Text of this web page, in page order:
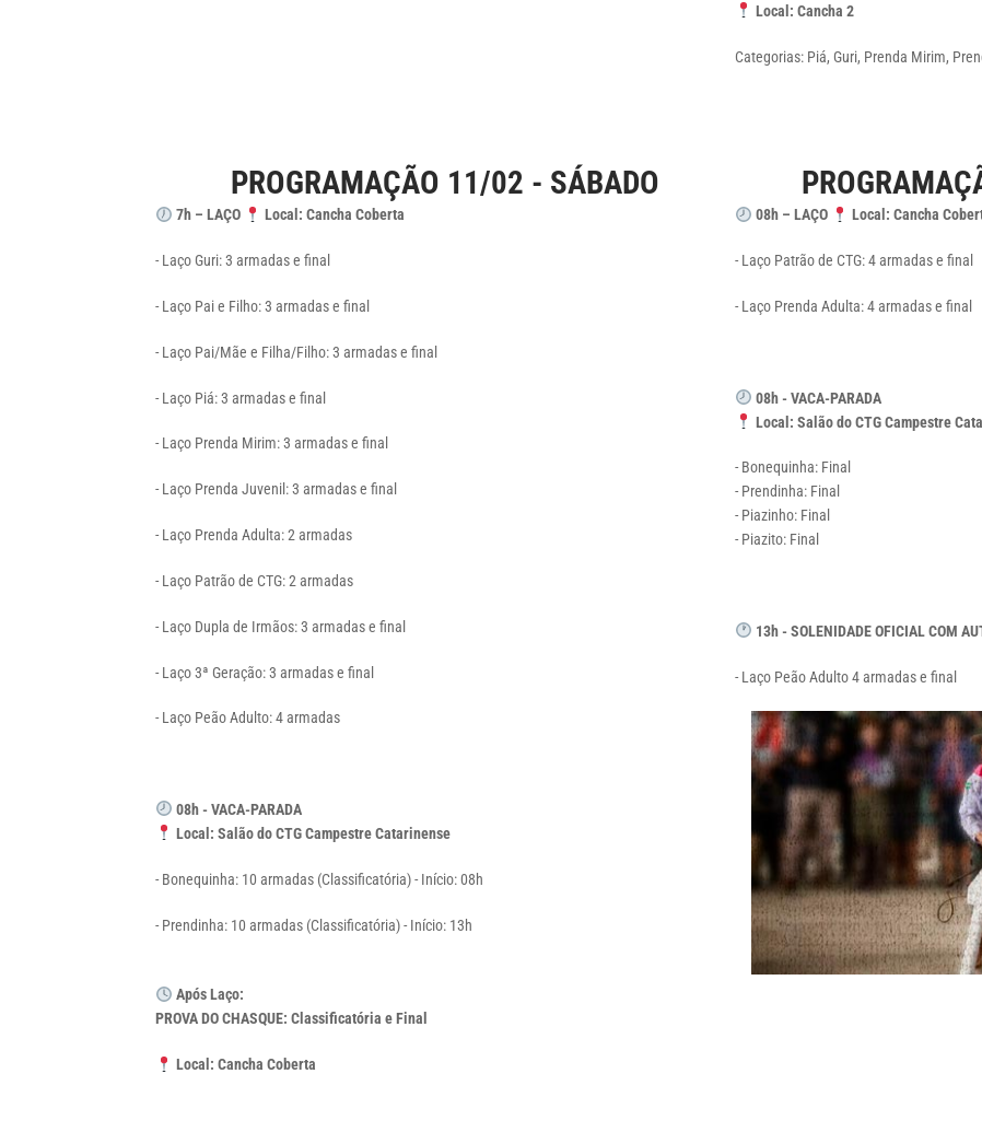
Local: Cancha 2
Categorias: Piá, Guri, Prenda Mirim,
PROGRAMAÇÃO 11/02 - SÁBADO
7h – LAÇO Local: Cancha Coberta
- Laço Guri:3 armadas e final
- Laço Pai e Filho:3 armadas e final
- Laço Pai/Mãe e Filha/Filho: 3 armadas e final
- Laço Piá:3 armadas e final
- Laço Prenda Mirim:3 armadas e final
- Laço Prenda Juvenil:3 armadas e final
- Laço Prenda Adulta:2 armadas
- Laço Patrão de CTG:2 armadas
- Laço Dupla de Irmãos:3 armadas e final
- Laço 3ª Geração:3 armadas e final
- Laço Peão Adulto:4 armadas
08h - VACA-PARADA
Local: Salão do CTG Campestre Catarinense
- Bonequinha: 10 armadas (Classificatória) - Início: 08h
- Prendinha: 10 armadas (Classificatória) - Início: 13h
Após Laço:
PROVA DO CHASQUE: Classificatória e Final
Local: Cancha Coberta
08h – LAÇO Local: Cancha
- Laço Patrão de CTG:4 armadas e final
- Laço Prenda Adulta:4 armadas e final
08h - VACA-PARADA
Local: Salão do CTG Campestre
- Bonequinha: Final
- Prendinha: Final
- Piazinho: Final
- Piazito: Final
13h - SOLENIDADE OFICIAL COM
- Laço Peão Adulto4 armadas e final